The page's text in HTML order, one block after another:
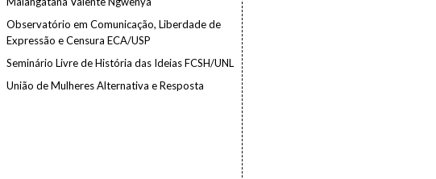
Observatório em Comunicação, Liberdade de
Expressão e Censura ECA/USP
Seminário Livre de História das Ideias FCSH/UNL
União de Mulheres Alternativa e Resposta